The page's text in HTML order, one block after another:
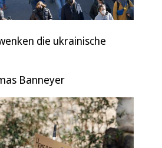
die ukrainische
Banneyer